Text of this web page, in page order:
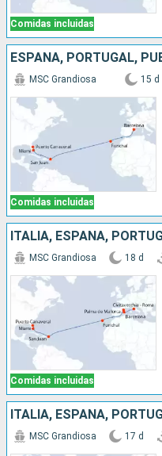
Comidas incluidas
Comidas incluidas
MSC Grandiosa 15 d
Comidas incluidas
MSC Grandiosa 18 d
MSC Grandiosa 17 d